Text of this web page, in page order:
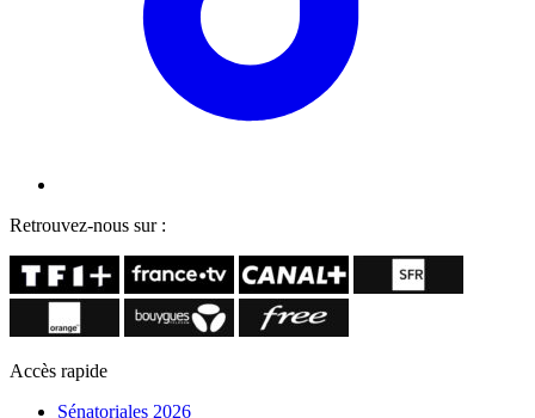
Retrouvez-nous sur :
Accès rapide
Sénatoriales 2026